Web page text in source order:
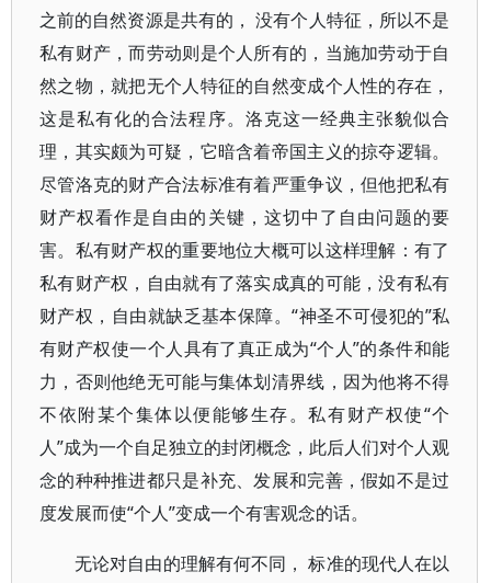
之前的自然资源是共有的， 没有个人特征，所以不是
私有财产，而劳动则是个人所有的，当施加劳动于自
然之物，就把无个人特征的自然变成个人性的存在，
这是私有化的合法程序。洛克这一经典主张貌似合
理，其实颇为可疑，它暗含着帝国主义的掠夺逻辑。
尽管洛克的财产合法标准有着严重争议，但他把私有
财产权看作是自由的关键，这切中了自由问题的要
害。私有财产权的重要地位大概可以这样理解：有了
私有财产权，自由就有了落实成真的可能，没有私有
财产权，自由就缺乏基本保障。“神圣不可侵犯的”私
有财产权使一个人具有了真正成为“个人”的条件和能
力，否则他绝无可能与集体划清界线，因为他将不得
不依附某个集体以便能够生存。私有财产权使“个
人”成为一个自足独立的封闭概念，此后人们对个人观
念的种种推进都只是补充、发展和完善，假如不是过
度发展而使“个人”变成一个有害观念的话。
无论对自由的理解有何不同， 标准的现代人在以